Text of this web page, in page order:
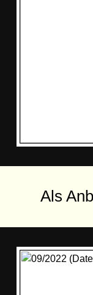
Als